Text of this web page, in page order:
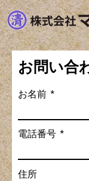
お問い合
お名前
電話番号
住所